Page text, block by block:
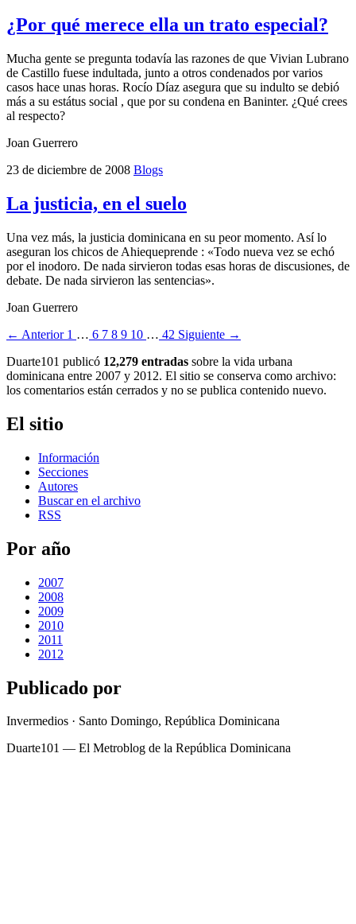
¿Por qué merece ella un trato especial?
Mucha gente se pregunta todavía las razones de que Vivian Lubrano
de Castillo fuese indultada, junto a otros condenados por varios
casos hace unas horas. Rocío Díaz asegura que su indulto se debió
más a su estátus social , que por su condena en Baninter. ¿Qué crees
al respecto?
Joan Guerrero
23 de diciembre de 2008 Blogs
La justicia, en el suelo
Una vez más, la justicia dominicana en su peor momento. Así lo
aseguran los chicos de Ahiequeprende : «Todo nueva vez se echó
por el inodoro. De nada sirvieron todas esas horas de discusiones, de
debate. De nada sirvieron las sentencias».
Joan Guerrero
← Anterior 1 … 6 7 8 9 10 … 42 Siguiente →
Duarte101 publicó 12,279 entradas sobre la vida urbana
dominicana entre 2007 y 2012. El sitio se conserva como archivo:
los comentarios están cerrados y no se publica contenido nuevo.
El sitio
Información
Secciones
Autores
Buscar en el archivo
RSS
Por año
2007
2008
2009
2010
2011
2012
Publicado por
Invermedios · Santo Domingo, República Dominicana
Duarte101 — El Metroblog de la República Dominicana